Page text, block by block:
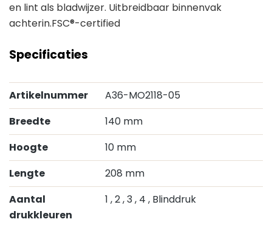
en lint als bladwijzer. Uitbreidbaar binnenvak
achterin.FSC®-certified
Specificaties
Artikelnummer
A36-MO2118-05
Breedte
140 mm
Hoogte
10 mm
Lengte
208 mm
Aantal
drukkleuren
1 , 2, 3, 4 , Blinddruk